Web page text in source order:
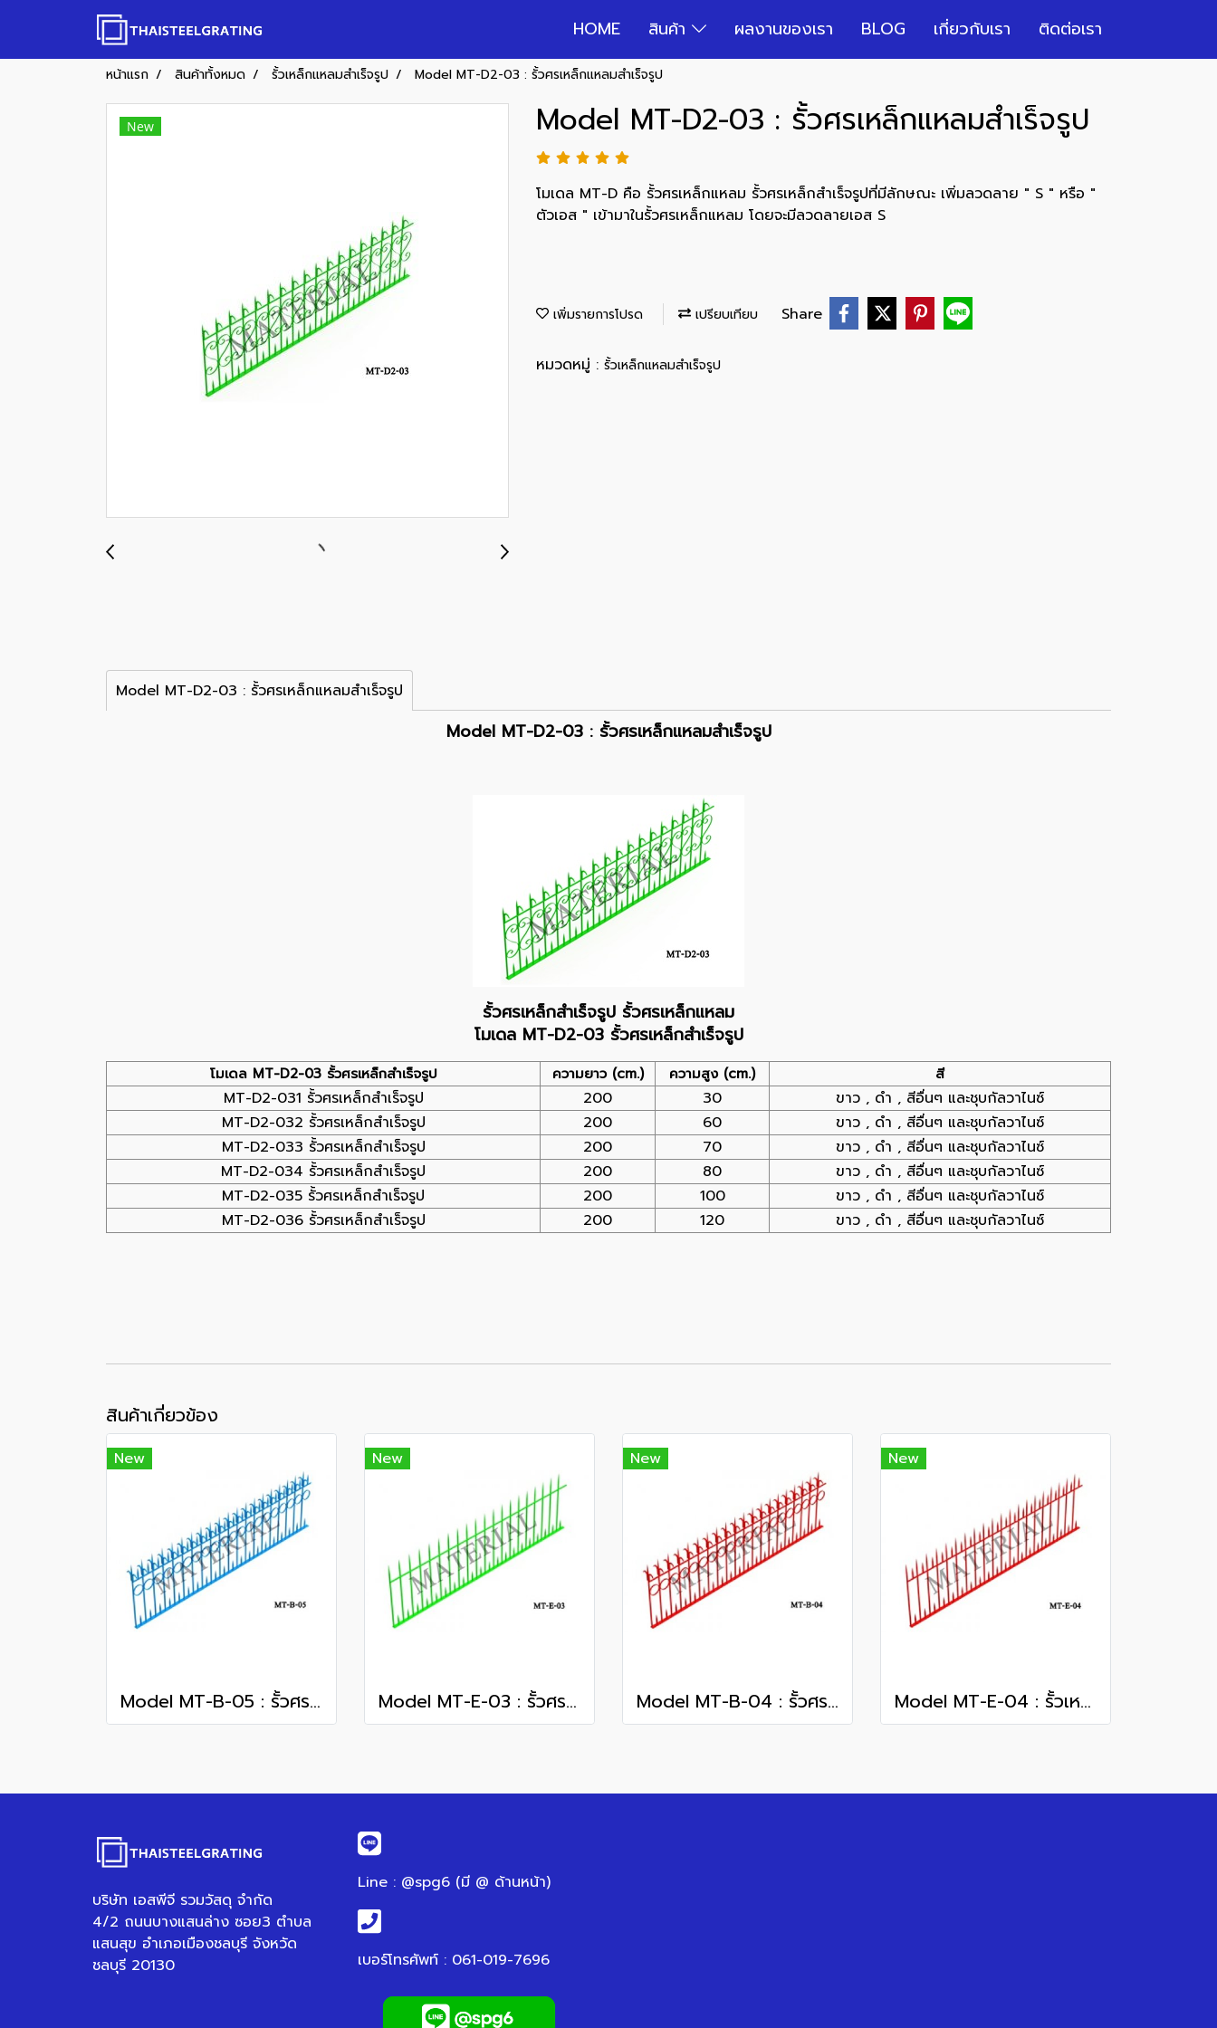
HOME สินค้า ผลงานของเรา BLOG เกี่ยวกับเรา ติดต่อเรา
หน้าแรก สินค้าทั้งหมด รั้วเหล็กแหลมสำเร็จรูป Model MT-D2-03 : รั้วศรเหล็กแหลมสำเร็จรูป
New Model MT-D2-03 : รั้วศรเหล็กแหลมสำเร็จรูป
โมเดล MT-D คือ รั้วศรเหล็กแหลม รั้วศรเหล็กสำเร็จรูปที่มีลักษณะ เพิ่มลวดลาย " S " หรือ "
ตัวเอส " เข้ามาในรั้วศรเหล็กแหลม โดยจะมีลวดลายเอส S
เพิ่มรายการโปรด เปรียบเทียบ Share
หมวดหมู่ : รั้วเหล็กแหลมสำเร็จรูป
Model MT-D2-03 : รั้วศรเหล็กแหลมสำเร็จรูป
Model MT-D2-03 : รั้วศรเหล็กแหลมสำเร็จรูป
รั้วศรเหล็กสำเร็จรูป รั้วศรเหล็กแหลม
โมเดล MT-D2-03 รั้วศรเหล็กสำเร็จรูป
โมเดล MT-D2-03 รั้วศรเหล็กสำเร็จรูป ความยาว (cm.) ความสูง (cm.) สี
MT-D2-031 รั้วศรเหล็กสำเร็จรูป 200 30
ขาว , ดำ , สีอื่นๆ และชุบกัลวาไนซ์
MT-D2-032 รั้วศรเหล็กสำเร็จรูป
200 60
ขาว , ดำ , สีอื่นๆ และชุบกัลวาไนซ์
MT-D2-033 รั้วศรเหล็กสำเร็จรูป
200 70
ขาว , ดำ , สีอื่นๆ และชุบกัลวาไนซ์
MT-D2-034 รั้วศรเหล็กสำเร็จรูป
200 80
ขาว , ดำ , สีอื่นๆ และชุบกัลวาไนซ์
MT-D2-035 รั้วศรเหล็กสำเร็จรูป
200 100
ขาว , ดำ , สีอื่นๆ และชุบกัลวาไนซ์
MT-D2-036 รั้วศรเหล็กสำเร็จรูป
200 120 ขาว , ดำ , สีอื่นๆ และชุบกัลวาไนซ์
สินค้าเกี่ยวข้อง
New
Model MT-B-05 : รั้วศรเหล็กแหลม
New
Model MT-E-03 : รั้วศรเหล็กสำเร็จรูป
New
Model MT-B-04 : รั้วศรเหล็กแหลม
New
Model MT-E-04 : รั้วเหล็กแหลม
บริษัท เอสพีจี รวมวัสดุ จำกัด
4/2 ถนนบางแสนล่าง ซอย3 ตำบล
แสนสุข อำเภอเมืองชลบุรี จังหวัด
ชลบุรี 20130
Line : @spg6 (มี @ ด้านหน้า)
เบอร์โทรศัพท์ : 061-019-7696